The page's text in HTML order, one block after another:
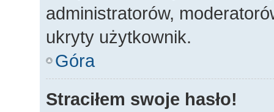
administratorów,
ukryty użytkownik.
Góra
Straciłem swoje hasło!